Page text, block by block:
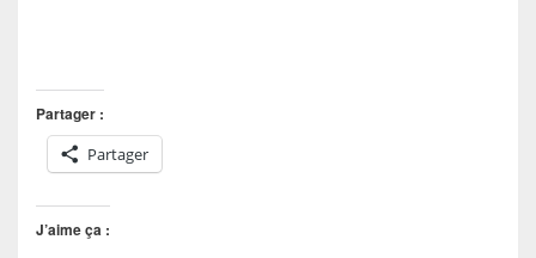
Partager :
Partager
J’aime ça :